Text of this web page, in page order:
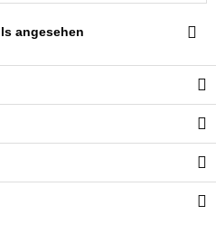
angesehen